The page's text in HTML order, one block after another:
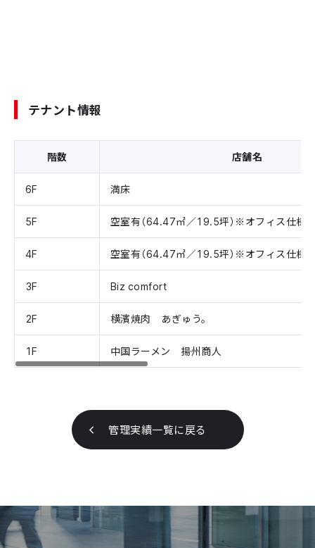
テナント情報
階数 店舗名
6F 満床
5F 空室有（64.47㎡／19.5坪）※オフィス仕様
4F 空室有（64.47㎡／19.5坪）※オフィス仕様
3F Biz comfort
2F 横濱焼肉 あぎゅう。
1F 中国ラーメン 揚州商人
管理実績一覧に戻る